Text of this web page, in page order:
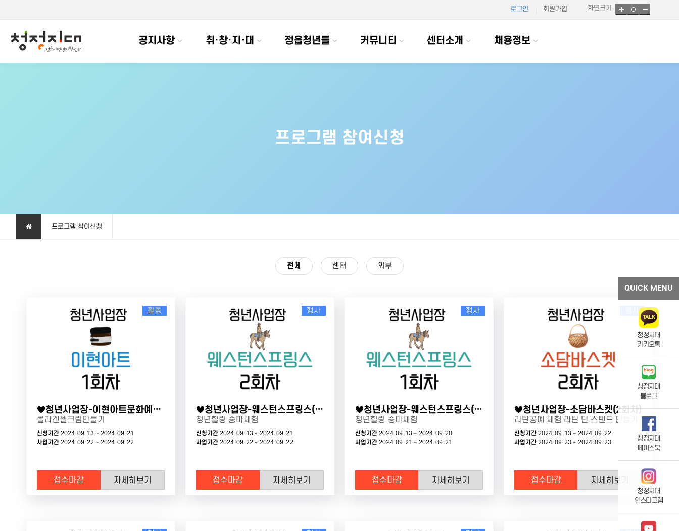
로그인 회원가입 화면크기
공지사항 취·창·지·대 정읍청년들 커뮤니티 센터소개 채용정보
프로그램 참여신청
프로그램 참여신청
전체 센터 외부
활동
♥청년사업장-이현아트문화예술(1회차)
콜라겐젤크림만들기
신청기간2024-09-13 ~ 2024-09-21
사업기간2024-09-22 ~ 2024-09-22
접수마감 자세히보기
행사
♥청년사업장-웨스턴스프링스(1회차)
청년힐링 승마체험
신청기간2024-09-13 ~ 2024-09-21
사업기간2024-09-22 ~ 2024-09-22
접수마감 자세히보기
행사
♥청년사업장-웨스턴스프링스(1회차)
청년힐링 승마체험
신청기간 2024-09-13 ~ 2024-09-20
사업기간 2024-09-21 ~ 2024-09-21
접수마감 자세히보기
행사
♥청년사업장-소담바스켓(2회차)
라탄공예 체험 라탄 단 스탠드 만들기
신청기간 2024-09-13 ~ 2024-09-22
사업기간 2024-09-23 ~ 2024-09-23
접수마감 자세히보기
QUICK MENU
청정지대
카카오톡
청정지대
블로그
청정지대
페이스북
청정지대
인스타그램